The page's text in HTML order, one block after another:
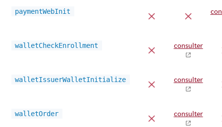
paymentWebInit
walletCheckEnrollment consulter
walletIssuerWalletInitialize consulter
walletOrder consulter